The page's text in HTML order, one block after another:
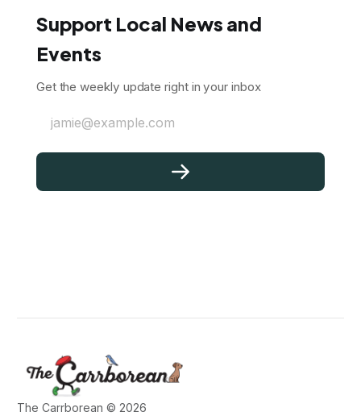
Support Local News and
Events
Get the weekly update right in your inbox
jamie@example.com
The Carrborean © 2026